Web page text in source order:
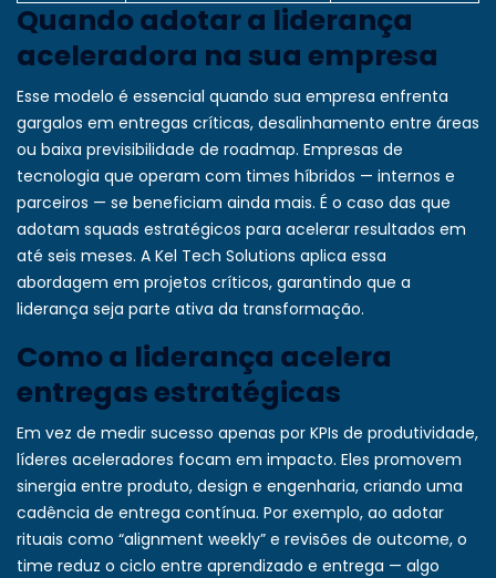
Quando adotar a liderança
aceleradora na sua empresa
Esse modelo é essencial quando sua empresa enfrenta
gargalos em entregas críticas, desalinhamento entre áreas
ou baixa previsibilidade de roadmap. Empresas de
tecnologia que operam com times híbridos — internos e
parceiros — se beneficiam ainda mais. É o caso das que
adotam squads estratégicos para acelerar resultados em
até seis meses. A Kel Tech Solutions aplica essa
abordagem em projetos críticos, garantindo que a
liderança seja parte ativa da transformação.
Como a liderança acelera
entregas estratégicas
Em vez de medir sucesso apenas por KPIs de produtividade,
líderes aceleradores focam em impacto. Eles promovem
sinergia entre produto, design e engenharia, criando uma
cadência de entrega contínua. Por exemplo, ao adotar
rituais como “alignment weekly” e revisões de outcome, o
time reduz o ciclo entre aprendizado e entrega — algo